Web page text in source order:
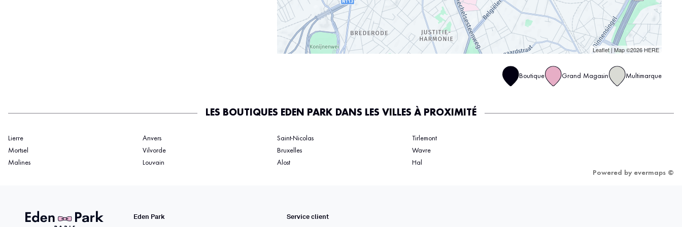
Leaflet| Map ©2026HERE
Boutique Grand Magasin Multimarque
LES BOUTIQUES EDEN PARK DANS LES VILLES À PROXIMITÉ
Lierre
Mortsel
Malines
Anvers
Vilvorde
Louvain
Saint-Nicolas
Bruxelles
Alost
Tirlemont
Wavre
Hal
Powered by evermaps ©
Eden Park
Service client